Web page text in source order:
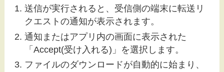
送信が実行されると、受信側の端末に転送リ
クエストの通知が表示されます。
通知またはアプリ内の画面に表示された
「Accept(受け入れる)」を選択します。
ファイルのダウンロードが自動的に始まり、